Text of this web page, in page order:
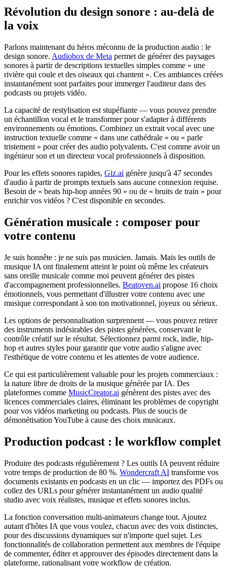
Révolution du design sonore : au-delà de
la voix
Parlons maintenant du héros méconnu de la production audio : le
design sonore. Audiobox de Meta permet de générer des paysages
sonores à partir de descriptions textuelles simples comme « une
rivière qui coule et des oiseaux qui chantent ». Ces ambiances créées
instantanément sont parfaites pour immerger l'auditeur dans des
podcasts ou projets vidéo.
La capacité de restylisation est stupéfiante — vous pouvez prendre
un échantillon vocal et le transformer pour s'adapter à différents
environnements ou émotions. Combinez un extrait vocal avec une
instruction textuelle comme « dans une cathédrale » ou « parle
tristement » pour créer des audio polyvalents. C'est comme avoir un
ingénieur son et un directeur vocal professionnels à disposition.
Pour les effets sonores rapides, Giz.ai génère jusqu'à 47 secondes
d'audio à partir de prompts textuels sans aucune connexion requise.
Besoin de « beats hip-hop années 90 » ou de « bruits de train » pour
enrichir vos vidéos ? C'est disponible en secondes.
Génération musicale : composer pour
votre contenu
Je suis honnête : je ne suis pas musicien. Jamais. Mais les outils de
musique IA ont finalement atteint le point où même les créateurs
sans oreille musicale comme moi peuvent générer des pistes
d'accompagnement professionnelles. Beatoven.ai propose 16 choix
émotionnels, vous permettant d'illustrer votre contenu avec une
musique correspondant à son ton motivationnel, joyeux ou sérieux.
Les options de personnalisation surprennent — vous pouvez retirer
des instruments indésirables des pistes générées, conservant le
contrôle créatif sur le résultat. Sélectionnez parmi rock, indie, hip-
hop et autres styles pour garantir que votre audio s'aligne avec
l'esthétique de votre contenu et les attentes de votre audience.
Ce qui est particulièrement valuable pour les projets commerciaux :
la nature libre de droits de la musique générée par IA. Des
plateformes comme MusicCreator.ai génèrent des pistes avec des
licences commerciales claires, éliminant les problèmes de copyright
pour vos vidéos marketing ou podcasts. Plus de soucis de
démonétisation YouTube à cause des choix musicaux.
Production podcast : le workflow complet
Produire des podcasts régulièrement ? Les outils IA peuvent réduire
votre temps de production de 80 %. Wondercraft AI transforme vos
documents existants en podcasts en un clic — importez des PDFs ou
collez des URLs pour générer instantanément un audio qualité
studio avec voix réalistes, musique et effets sonores inclus.
La fonction conversation multi-animateurs change tout. Ajoutez
autant d'hôtes IA que vous voulez, chacun avec des voix distinctes,
pour des discussions dynamiques sur n'importe quel sujet. Les
fonctionnalités de collaboration permettent aux membres de l'équipe
de commenter, éditer et approuver des épisodes directement dans la
plateforme, rationalisant votre workflow de création.